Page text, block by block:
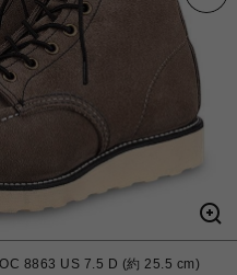
8863 US 7.5 D (約 25.5 cm)